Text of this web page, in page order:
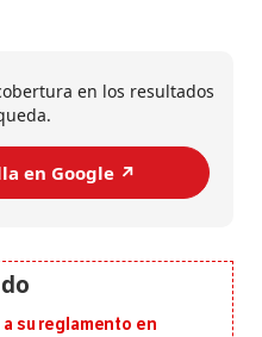
en los resultados
en Google ↗️
su reglamento en